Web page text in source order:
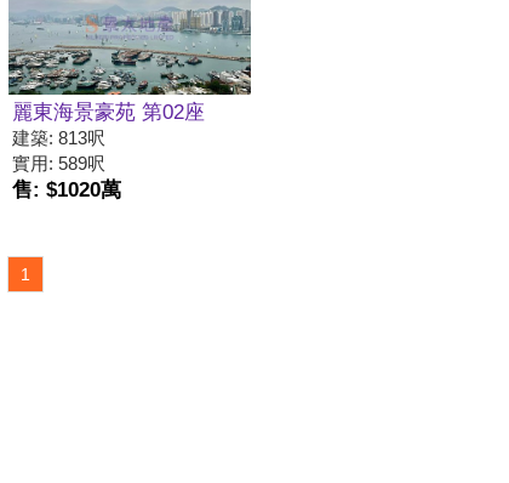
麗東海景豪苑 第02座
建築: 813呎
實用: 589呎
售: $1020萬
1